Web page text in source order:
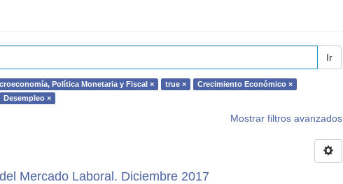
Ir
Política Monetaria y Fiscal × true ×
Crecimiento Económico ×
Desempleo ×
Mostrar filtros avanzados
Mercado Laboral. Diciembre 2017